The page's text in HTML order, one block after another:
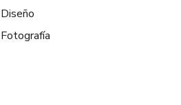
Diseño
Fotografía